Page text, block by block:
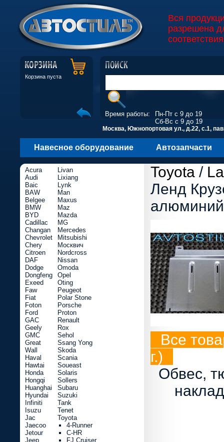
Вся
разрешена
Корзина пуста
Время работы:
Пн-Пт с 9 до 19
Сб-Вс с 9 до 19
Москва, Южнопортовая ул., д.22, с.1,
Навесное оборудование Автозапчасти
Toyota /
Ленд
Все
г.)
Обвес,
Acura
Audi
Baic
BAW
Belgee
BMW
BYD
Cadillac
Changan
Chevrolet
Chery
Citroen
DAF
Dodge
Dongfeng
Exeed
Faw
Fiat
Foton
Ford
GAC
Geely
GMC
Great
Wall
Haval
Hawtai
Honda
Hongqi
Huanghai
Hyundai
Infiniti
Isuzu
Jac
Jaecoo
Jetour
Jeep
Livan
Lixiang
Lynk
Man
Maxus
Maz
Mazda
MG
Mercedes
Mitsubishi
Москвич
Nordcross
Nissan
Omoda
Opel
Oting
Peugeot
Polar Stone
Porsche
Proton
Renault
Rox
Sehol
Ssang Yong
Skoda
Scania
Soueast
Solaris
Sollers
Subaru
Suzuki
Tank
Tenet
Toyota
4-Runner
C-HR
FJ Cruiser